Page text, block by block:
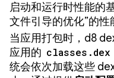
启动和运行时性能的
文件引导的优化”的性
当应用打包时，d8
应用的 classes.dex
统会依次加载这些